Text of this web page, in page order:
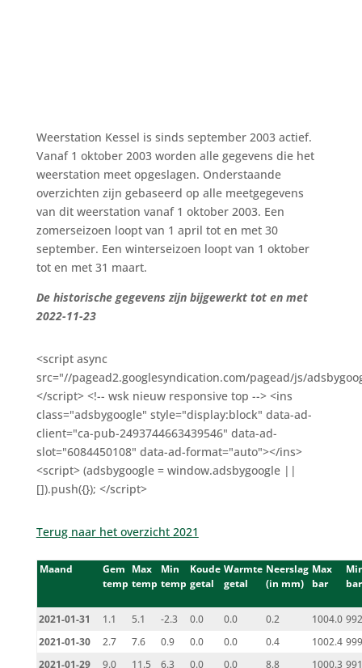
Weerstation Kessel is sinds september 2003 actief.
Vanaf 1 oktober 2003 worden alle gegevens die het
weerstation meet opgeslagen. Onderstaande
overzichten zijn gebaseerd op alle meetgegevens
van dit weerstation vanaf 1 oktober 2003. Een
zomerseizoen loopt van 1 april tot en met 30
september. Een winterseizoen loopt van 1 oktober
tot en met 31 maart.
De historische gegevens zijn bijgewerkt tot en met
2022-11-23
<script async
src="//pagead2.googlesyndication.com/pagead/js/
</script> <!-- wsk nieuw responsive top --> <ins
class="adsbygoogle" style="display:block" data-ad-
client="ca-pub-2493744663439546" data-ad-
slot="6084450108" data-ad-format="auto"></ins>
<script> (adsbygoogle = window.adsbygoogle ||
[]).push({}); </script>
Terug naar het overzicht 2021
Maand
Gem
temp
Max
temp
Min
temp
Koude
getal
Warmte
getal
Neerslag
(in mm)
Max
bar
bar
2021-01-31 1.1 5.1 -2.3 0.0 0.0 0.2 1004.0
2021-01-30
2.7 7.6 0.9 0.0 0.0 0.4 1002.4
2021-01-29
9.0 11.5 6.3 0.0 0.0 8.8 1000.3